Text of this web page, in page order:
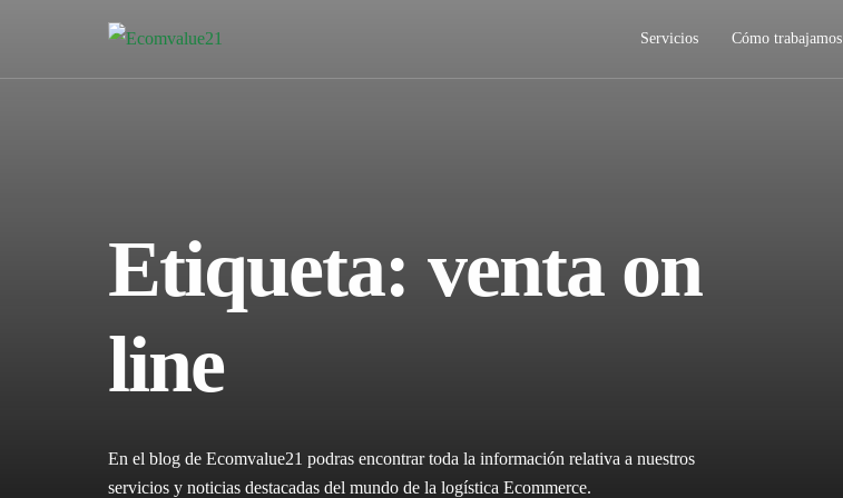
Servicios Cómo trabajamos
Etiqueta: venta on
line
En el blog de Ecomvalue21 podras encontrar toda la información relativa a nuestros
servicios y noticias destacadas del mundo de la logística Ecommerce.